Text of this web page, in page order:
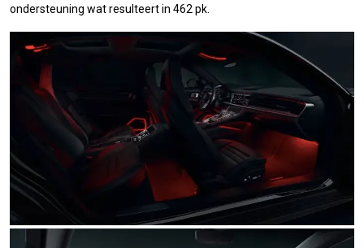
ondersteuning wat resulteert in 462 pk.